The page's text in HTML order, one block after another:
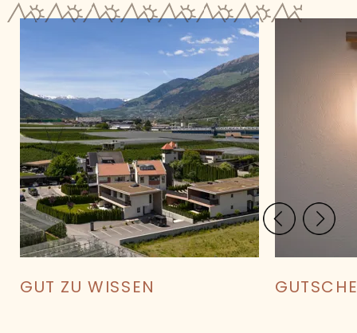
PREIS BERECHNEN
BEST-PREIS-GARANTIE
GUT ZU WISSEN